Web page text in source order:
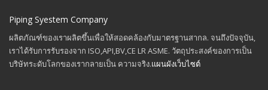
Piping Syestem Company
ผลิตภัณฑ์ของเราผลิตขึ้นเพื่อให้สอดคล้องกับมาตรฐานสากล. จนถึงปัจจุบัน,
เราได้รับการรับรองจาก ISO,API,BV,CE LR ASME. วัตถุประสงค์ของการเป็น
บริษัทระดับโลกของเรากลายเป็น ความจริง.แผนผังเว็บไซต์